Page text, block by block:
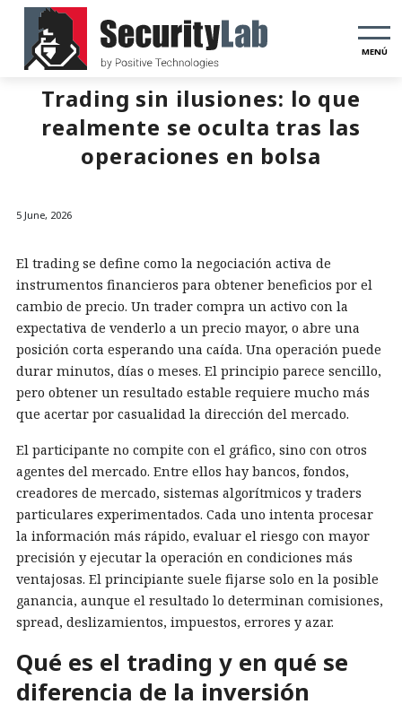
MENÚ
Trading sin ilusiones: lo que
realmente se oculta tras las
operaciones en bolsa
5 June, 2026
El trading se define como la negociación activa de
instrumentos financieros para obtener beneficios por el
cambio de precio. Un trader compra un activo con la
expectativa de venderlo a un precio mayor, o abre una
posición corta esperando una caída. Una operación puede
durar minutos, días o meses. El principio parece sencillo,
pero obtener un resultado estable requiere mucho más
que acertar por casualidad la dirección del mercado.
El participante no compite con el gráfico, sino con otros
agentes del mercado. Entre ellos hay bancos, fondos,
creadores de mercado, sistemas algorítmicos y traders
particulares experimentados. Cada uno intenta procesar
la información más rápido, evaluar el riesgo con mayor
precisión y ejecutar la operación en condiciones más
ventajosas. El principiante suele fijarse solo en la posible
ganancia, aunque el resultado lo determinan comisiones,
spread, deslizamientos, impuestos, errores y azar.
Qué es el trading y en qué se
diferencia de la inversión